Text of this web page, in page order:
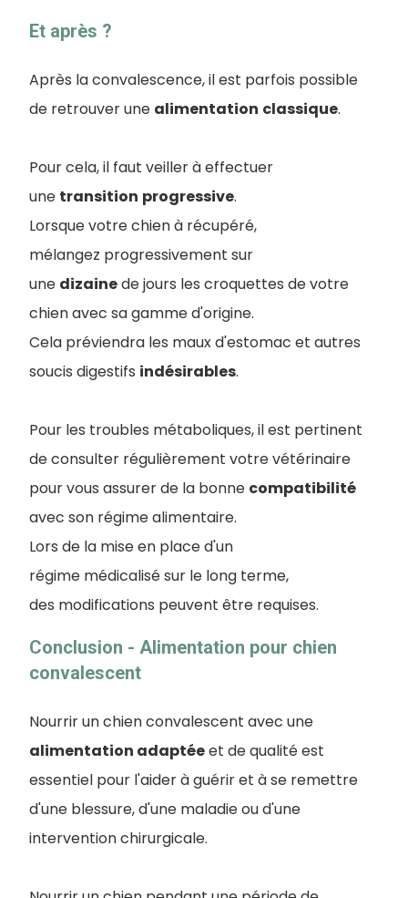
Et après ?
Après la convalescence, il est parfois possible
de retrouver une alimentation classique.
Pour cela, il faut veiller à effectuer
une transition progressive.
Lorsque votre chien à récupéré,
mélangez progressivement sur
une dizainede jours les croquettes de votre
chien avec sa gamme d'origine.
Cela préviendra les maux d'estomac et autres
soucis digestifs indésirables.
Pour les troubles métaboliques, il est pertinent
de consulter régulièrement votre vétérinaire
pour vous assurer de la bonne compatibilité
avec son régime alimentaire.
Lors de la mise en place d'un
régime médicalisé sur le long terme,
des modifications peuvent être requises.
Conclusion - Alimentation pour chien
convalescent
Nourrir un chien convalescent avec une
alimentation adaptéeet de qualité est
essentiel pour l'aider à guérir et à se remettre
d'une blessure, d'une maladie ou d'une
intervention chirurgicale.